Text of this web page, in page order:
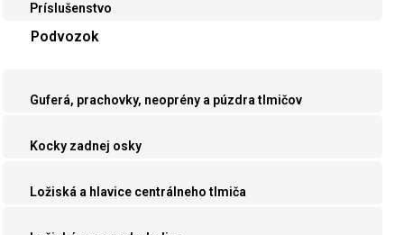
Príslušenstvo
Podvozok
Guferá, prachovky, neoprény a púzdra tlmičov
Kocky zadnej osky
Ložiská a hlavice centrálneho tlmiča